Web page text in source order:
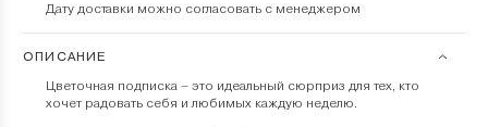
Дату доставки можно согласовать с менеджером
ОПИСАНИЕ
Цветочная подписка – это идеальный сюрприз для тех, кто
хочет радовать себя и любимых каждую неделю.